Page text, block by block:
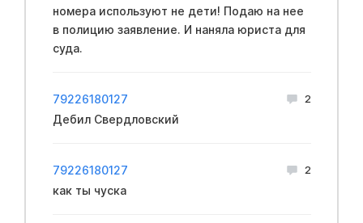
номера используют не дети! Подаю на нее
в полицию заявление. И наняла юриста для
суда.
79226180127 2
Дебил Свердловский
79226180127 2
как ты чуска